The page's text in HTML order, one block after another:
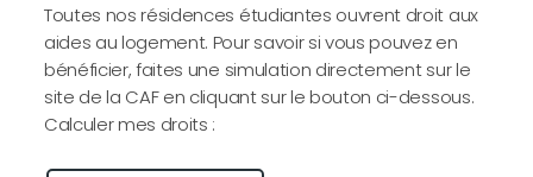
Toutes nos résidences étudiantes ouvrent droit aux
aides au logement. Pour savoir si vous pouvez en
bénéficier, faites une simulation directement sur le
site de la CAF en cliquant sur le bouton ci-dessous.
Calculer mes droits :